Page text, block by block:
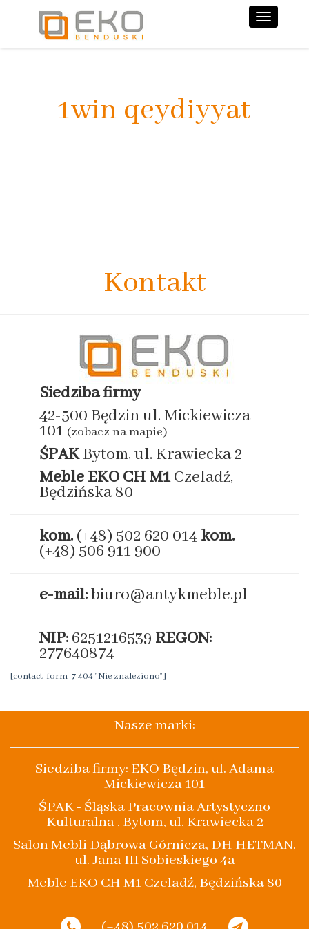
1win qeydiyyat
Kontakt
Siedziba firmy
42-500 Będzin ul. Mickiewicza
101 (zobacz na mapie)
ŚPAKBytom, ul. Krawiecka 2
Meble EKO CH M1Czeladź,
Będzińska 80
kom. (+48) 502 620 014 kom.
(+48) 506 911 900
e-mail:biuro@antykmeble.pl
NIP: 6251216539 REGON:
277640874
[contact-form-7 404 "Nie znaleziono"]
Nasze marki:
Siedziba firmy: EKO Będzin, ul. Adama
Mickiewicza 101
ŚPAK - Śląska Pracownia Artystyczno
Kulturalna , Bytom, ul. Krawiecka 2
Salon Mebli Dąbrowa Górnicza, DH HETMAN,
ul. Jana III Sobieskiego 4a
Meble EKO CH M1 Czeladź, Będzińska 80